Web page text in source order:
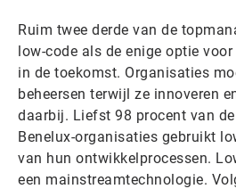
Ruim twee derde van de
low-code als de enige optie
in de toekomst. Organisaties
beheersen terwijl ze innoveren
daarbij. Liefst 98 procent van
Benelux-organisaties gebruikt
van hun ontwikkelprocessen.
een mainstreamtechnologie.